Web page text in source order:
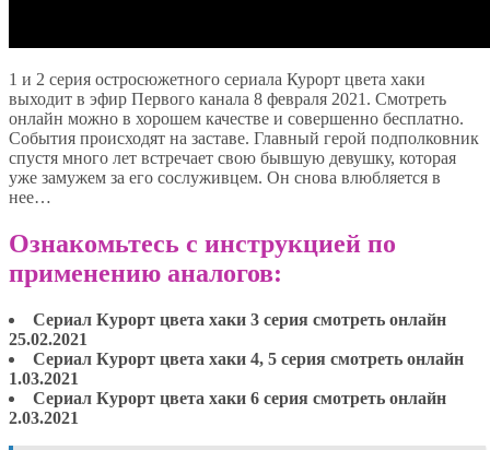
1 и 2 серия остросюжетного сериала Курорт цвета хаки
выходит в эфир Первого канала 8 февраля 2021. Смотреть
онлайн можно в хорошем качестве и совершенно бесплатно.
События происходят на заставе. Главный герой подполковник
спустя много лет встречает свою бывшую девушку, которая
уже замужем за его сослуживцем. Он снова влюбляется в
нее…
Ознакомьтесь с инструкцией по
применению аналогов:
Сериал Курорт цвета хаки 3 серия смотреть онлайн
25.02.2021
Сериал Курорт цвета хаки 4, 5 серия смотреть онлайн
1.03.2021
Сериал Курорт цвета хаки 6 серия смотреть онлайн
2.03.2021